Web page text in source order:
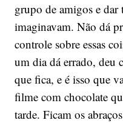
grupo de amigos e
imaginavam. Não dá
controle sobre essas
um dia dá errado, deu
que fica, e é isso que
filme com chocolate
tarde. Ficam os